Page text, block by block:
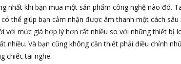
nhất khi bạn mua một sản phẩm công nghệ nào đó.
thể giúp bạn cảm nhận được âm thanh một cách
với mức giá hợp lý hơn rất nhiều so với những thiết bị
nhiều. Và bạn cũng không cần thiết phải điều chỉnh
chiếc tai nghe.